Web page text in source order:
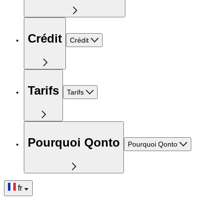
Crédit Crédit
Tarifs Tarifs
Pourquoi Qonto Pourquoi Qonto
fr